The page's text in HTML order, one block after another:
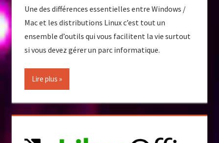
Une des différences essentielles entre Windows /
Mac et les distributions Linux c’est tout un
ensemble d’outils qui vous facilitent la vie surtout
si vous devez gérer un parc informatique.
Lire plus